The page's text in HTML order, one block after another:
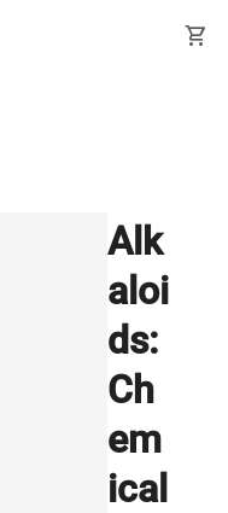
shopping_cart
Alk
aloi
ds:
Ch
em
ical